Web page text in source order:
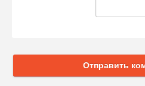
Отправить